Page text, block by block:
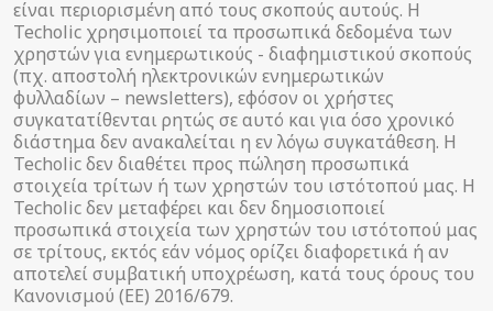
είναι περιορισμένη από τους σκοπούς αυτούς. Η
Techolic χρησιμοποιεί τα προσωπικά δεδομένα των
χρηστών για ενημερωτικούς - διαφημιστικού σκοπούς
(πχ. αποστολή ηλεκτρονικών ενημερωτικών
φυλλαδίων – newsletters), εφόσον οι χρήστες
συγκατατίθενται ρητώς σε αυτό και για όσο χρονικό
διάστημα δεν ανακαλείται η εν λόγω συγκατάθεση. Η
Techolic δεν διαθέτει προς πώληση προσωπικά
στοιχεία τρίτων ή των χρηστών του ιστότοπού μας. Η
Techolic δεν μεταφέρει και δεν δημοσιοποιεί
προσωπικά στοιχεία των χρηστών του ιστότοπού μας
σε τρίτους, εκτός εάν νόμος ορίζει διαφορετικά ή αν
αποτελεί συμβατική υποχρέωση, κατά τους όρους του
Κανονισμού (ΕΕ) 2016/679.